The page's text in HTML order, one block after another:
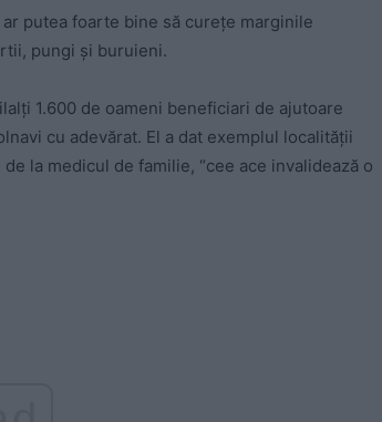
putea foarte bine să curețe marginile
pungi și buruieni.
1.600 de oameni beneficiari de ajutoare
cu adevărat. El a dat exemplul localității
la medicul de familie, “cee ace invalidează o